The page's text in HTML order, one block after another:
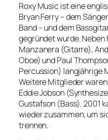
Roxy Music ist eine
Bryan Ferry – dem
Band – und dem
gegründet wurde. Neben
Manzanera (Gitarre),
Oboe) und Paul
Percussion) langjährige
Weitere Mitglieder
Eddie Jobson
Gustafson (Bass). 2001
wieder zusammen, um
trennen.